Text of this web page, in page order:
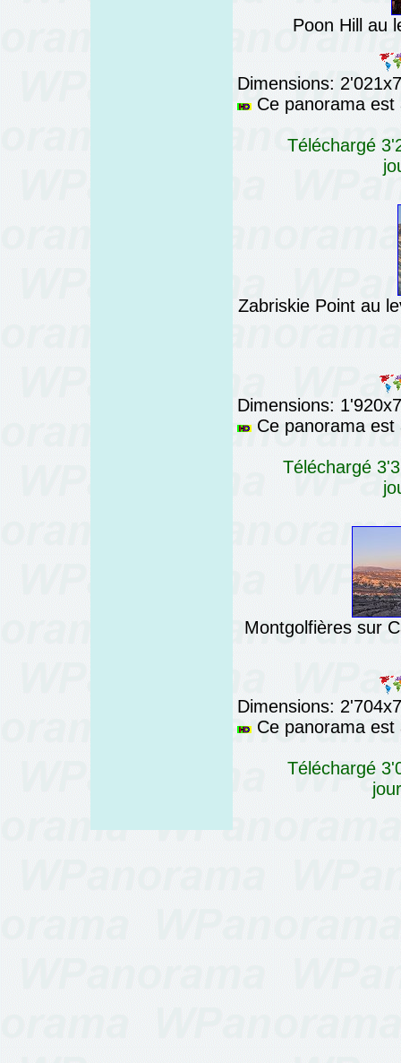
Poon Hill au
Dimensions:
Ce panorama est
Téléchargé
Zabriskie Point au
Dimensions:
Ce panorama est
Téléchargé
Montgolfières sur
Dimensions:
Ce panorama est
Téléchargé